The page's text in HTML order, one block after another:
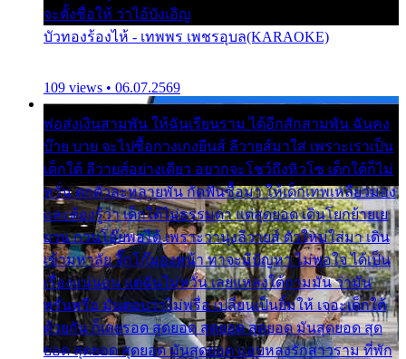
จะตั้งชื่อให้ ว่าไอ้บังเอิญ
บัวทองร้องไห้ - เทพพร เพชรอุบล(KARAOKE)
109 views • 06.07.2569
พ่อส่งเงินสามพัน ให้ฉันเรียนราม ได้อีกสักสามพัน ฉันคง
บ๊าย บาย จะไปซื้อกางเกงยีนส์ ลีวายส์มาใส่ เพราะเราเป็น
เด็กใต้ ลีวายส์อย่างเดียว อยากจะโชว์ถึงหิวโซ เด็กใต้ก็ไม่
หวั่น ตกตัวละหลายพัน กัดฟันซื้อมา ให้เด็กเทพเหลียวมอง
และต้องรู้ว่า เด็กใต้ไม่ธรรมดา แต่สุดยอด เดินโยกย้ายเย
ยวน กวนโอ๊ยพอได้ เพราะว่านุ่งลีวายส์ ตัวใหม่ใส่มา เดิน
เข้ามหาลัย จิ๊กโก๊มองหน้า ท่าจะมีปัญหา ไม่พอใจ ได้เป็น
เรื่องแน่นอน แต่ฉันไม่หวั่น เลยแหลงใต้ถามมัน ว่ามัน
พรั่นพรือ มันตอบว่าไม่พรื่อ เปลี่ยนเป็นยิ้มให้ เจอะเด็กใต้
ด้วยกัน ก็เลยรอด สุดยอด สุดยอด สุดยอด มันสุดยอด สุด
ยอด สุดยอด สุดยอด มันสุดยอด แอบหลงรักสาวราม ที่พัก